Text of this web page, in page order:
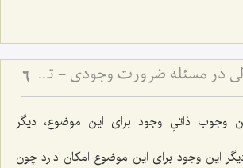
نقد دیدگاه غزالی در مسئله ضرورت وجودی - تحلیل تفاوت مفهوم و مصداق در اثبات وجوب وجود 6
وجوب ذاتیِ وجود برای این موضوع، دیگر
این وجود برای این موضوع امکان دارد چون